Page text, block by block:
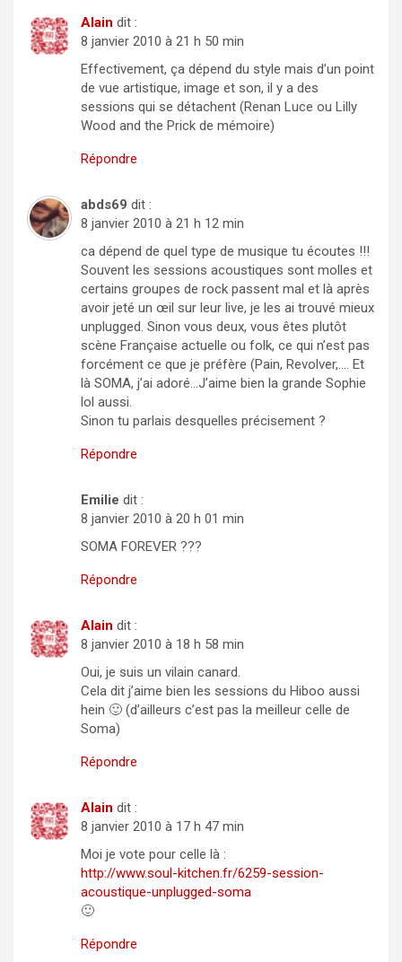
Alain dit :
8 janvier 2010 à 21 h 50 min
Effectivement, ça dépend du style mais d’un point
de vue artistique, image et son, il y a des
sessions qui se détachent (Renan Luce ou Lilly
Wood and the Prick de mémoire)
Répondre
abds69 dit :
8 janvier 2010 à 21 h 12 min
ca dépend de quel type de musique tu écoutes !!!
Souvent les sessions acoustiques sont molles et
certains groupes de rock passent mal et là après
avoir jeté un œil sur leur live, je les ai trouvé mieux
unplugged. Sinon vous deux, vous êtes plutôt
scène Française actuelle ou folk, ce qui n’est pas
forcément ce que je préfère (Pain, Revolver,…. Et
là SOMA, j’ai adoré…J’aime bien la grande Sophie
lol aussi.
Sinon tu parlais desquelles précisement ?
Répondre
Emilie dit :
8 janvier 2010 à 20 h 01 min
SOMA FOREVER ???
Répondre
Alain dit :
8 janvier 2010 à 18 h 58 min
Oui, je suis un vilain canard.
Cela dit j’aime bien les sessions du Hiboo aussi
hein 🙂 (d’ailleurs c’est pas la meilleur celle de
Soma)
Répondre
Alain dit :
8 janvier 2010 à 17 h 47 min
Moi je vote pour celle là :
http://www.soul-kitchen.fr/6259-session-
acoustique-unplugged-soma
🙂
Répondre